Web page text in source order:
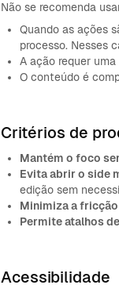
Não se recomenda
Quando as ações
processo. Nesses
A ação requer
O conteúdo é
Critérios de
Mantém o foco
Evita abrir o side
edição sem
Minimiza a
Permite atalhos
Acessibilidade